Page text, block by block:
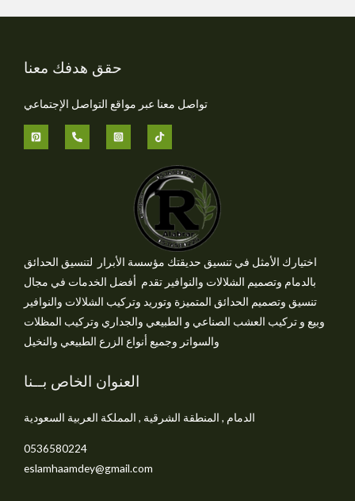
حقق هدفك معنا
تواصل معنا عبر مواقع التواصل الإجتماعي
اختيارك الأمثل في تنسيق حديقتك مؤسسة الأبرار لتنسيق الحدائق
بالدمام وتصميم الشلالات والنوافير تقدم أفضل الخدمات في مجال
تنسيق وتصميم الحدائق المتميزة وتوريد وتركيب الشلالات والنوافير
وبيع و تركيب العشب الصناعي و الطبيعي والجداري وتركيب المظلات
والسواتر وجميع أنواع الزرع الطبيعي والنخيل
العنوان الخاص بــنا
الدمام , المنطقة الشرقية , المملكة العربية السعودية
0536580224
eslamhaamdey@gmail.com